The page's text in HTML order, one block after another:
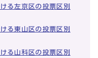
る左京区の投票区別
る東山区の投票区別
る山科区の投票区別